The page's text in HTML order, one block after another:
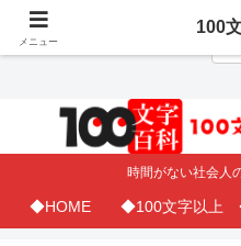
時間がない社会人
◆HOME ◆100文字以上
メニュー
100